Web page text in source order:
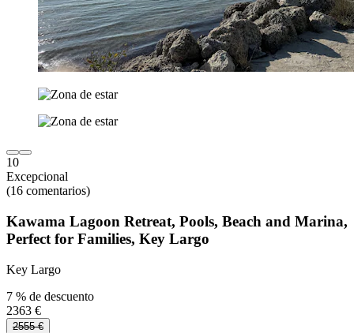
10
Excepcional
(16 comentarios)
Kawama Lagoon Retreat, Pools, Beach and Marina,
Perfect for Families, Key Largo
Key Largo
7 % de descuento
2363 €
2555 €